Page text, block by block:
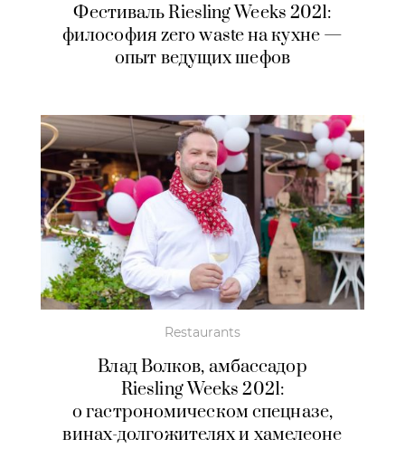
Фестиваль Riesling Weeks 2021:
философия zero waste на кухне —
опыт ведущих шефов
Restaurants
Влад Волков, амбассадор
Riesling Weeks 2021:
о гастрономическом спецназе,
винах-долгожителяхи хамелеоне